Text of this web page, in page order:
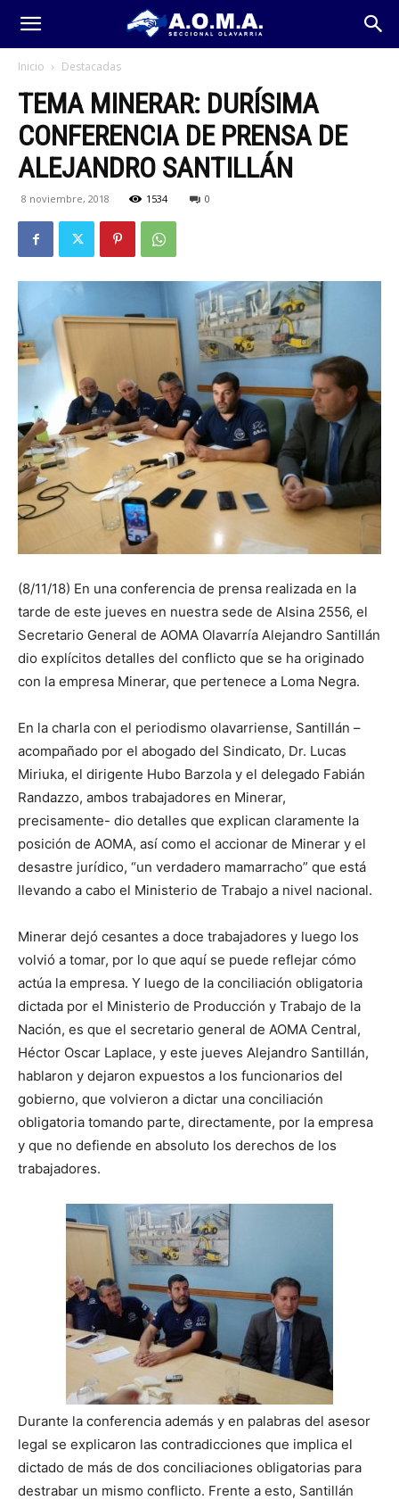
Inicio Destacadas
TEMA MINERAR: DURÍSIMA
CONFERENCIA DE PRENSA DE
ALEJANDRO SANTILLÁN
8 noviembre, 2018 1534 0
(8/11/18) En una conferencia de prensa realizada en la
tarde de este jueves en nuestra sede de Alsina 2556, el
Secretario General de AOMA Olavarría Alejandro Santillán
dio explícitos detalles del conflicto que se ha originado
con la empresa Minerar, que pertenece a Loma Negra.
En la charla con el periodismo olavarriense, Santillán –
acompañado por el abogado del Sindicato, Dr. Lucas
Miriuka, el dirigente Hubo Barzola y el delegado Fabián
Randazzo, ambos trabajadores en Minerar,
precisamente- dio detalles que explican claramente la
posición de AOMA, así como el accionar de Minerar y el
desastre jurídico, “un verdadero mamarracho” que está
llevando a cabo el Ministerio de Trabajo a nivel nacional.
Minerar dejó cesantes a doce trabajadores y luego los
volvió a tomar, por lo que aquí se puede reflejar cómo
actúa la empresa. Y luego de la conciliación obligatoria
dictada por el Ministerio de Producción y Trabajo de la
Nación, es que el secretario general de AOMA Central,
Héctor Oscar Laplace, y este jueves Alejandro Santillán,
hablaron y dejaron expuestos a los funcionarios del
gobierno, que volvieron a dictar una conciliación
obligatoria tomando parte, directamente, por la empresa
y que no defiende en absoluto los derechos de los
trabajadores.
Durante la conferencia además y en palabras del asesor
legal se explicaron las contradicciones que implica el
dictado de más de dos conciliaciones obligatorias para
destrabar un mismo conflicto. Frente a esto, Santillán